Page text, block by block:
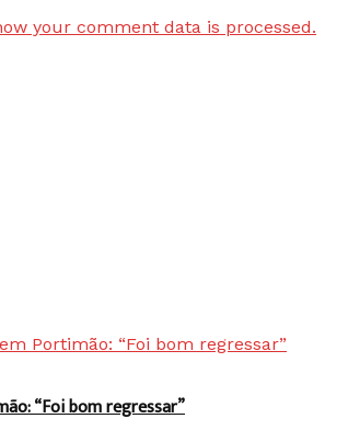
your comment data is processed.
“Foi bom regressar”